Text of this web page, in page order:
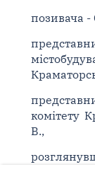
позивача
комітету
В.,